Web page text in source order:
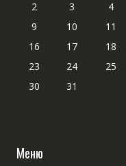
2
3 4
9
10 11
16
17 18
23
24 25
30
31
Меню